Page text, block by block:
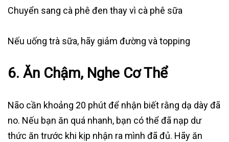
Chuyển sang cà phê đen thay vì cà phê sữa
Nếu uống trà sữa, hãy giảm đường và topping
6. Ăn Chậm, Nghe Cơ Thể
Não cần khoảng 20 phút để nhận biết rằng dạ dày đã
no. Nếu bạn ăn quá nhanh, bạn có thể đã nạp dư
thức ăn trước khi kịp nhận ra mình đã đủ. Hãy ăn